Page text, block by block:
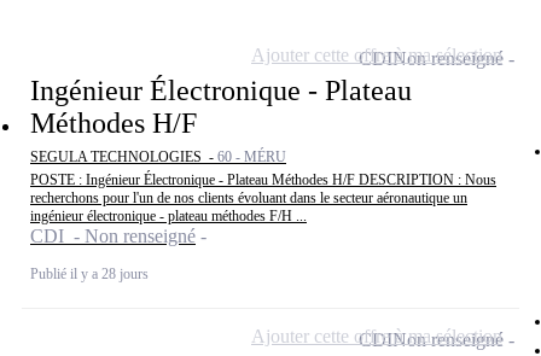
Ingénieur Électronique - Plateau
Méthodes H/F
SEGULA TECHNOLOGIES - 60 - MÉRU
POSTE : Ingénieur Électronique - Plateau Méthodes H/F DESCRIPTION : Nous
recherchons pour l'un de nos clients évoluant dans le secteur aéronautique un
ingénieur électronique - plateau méthodes F/H ...
CDI - Non renseigné
Publié il y a 28 jours
CDINon renseigné
Ajouter cette offre à ma sélection
CDINon renseigné
Ajouter cette offre à ma sélection